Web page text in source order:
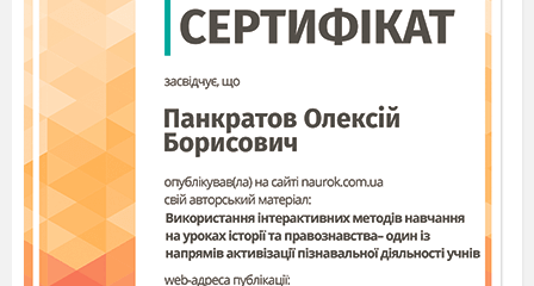
«Перетанцюєм»
(на газеті, яка складається)
«Мій шедевр на згадку»
(команда малює малюнок тільки
долоньками або пальцями)
«Майстер клас»
(виконання вальса, польки, танго…)
Нагородження.